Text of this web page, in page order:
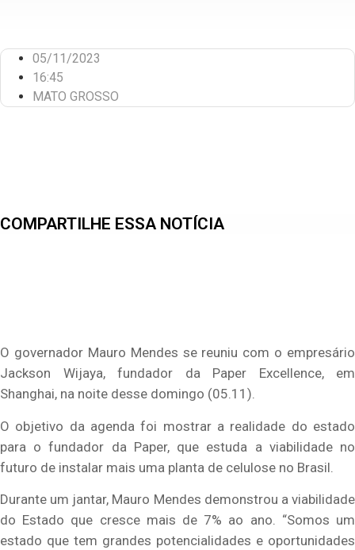
05/11/2023
16:45
MATO GROSSO
COMPARTILHE ESSA NOTÍCIA
O governador Mauro Mendes se reuniu com o empresário
Jackson Wijaya, fundador da Paper Excellence, em
Shanghai, na noite desse domingo (05.11).
O objetivo da agenda foi mostrar a realidade do estado
para o fundador da Paper, que estuda a viabilidade no
futuro de instalar mais uma planta de celulose no Brasil.
Durante um jantar, Mauro Mendes demonstrou a viabilidade
do Estado que cresce mais de 7% ao ano. “Somos um
estado que tem grandes potencialidades e oportunidades